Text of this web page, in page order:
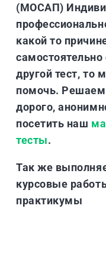
(МОСАП)
какой то
другой тест, то
помочь. Решаем
дорого,
посетить наш
тесты.
Так же
курсовые
практикумы